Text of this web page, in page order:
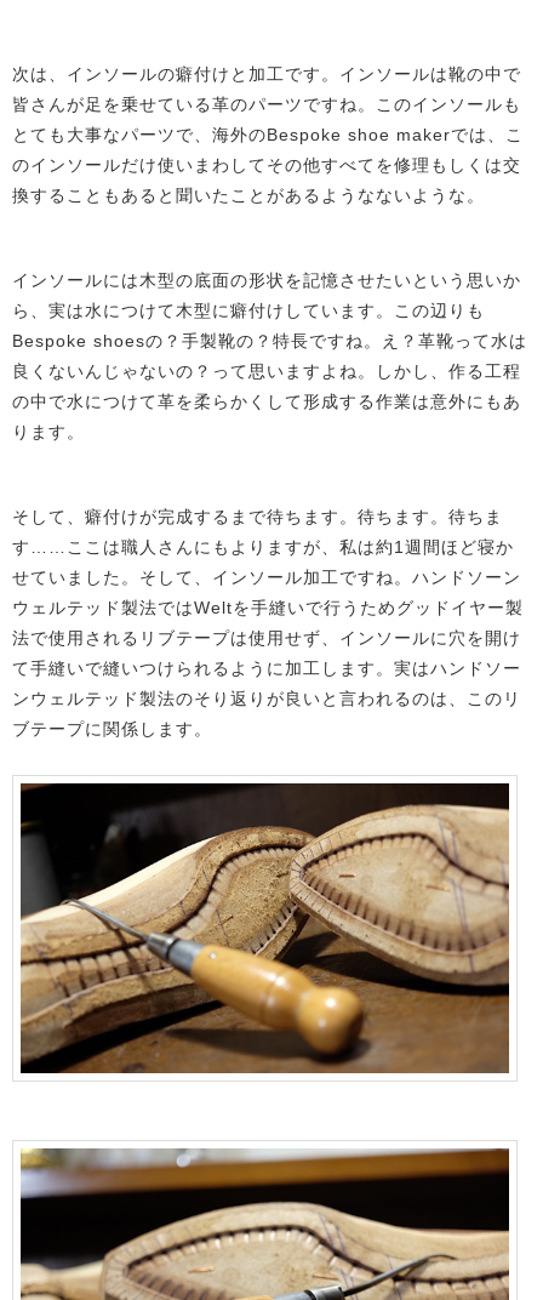
次は、インソールの癖付けと加工です。インソールは靴の中で
皆さんが足を乗せている革のパーツですね。このインソールも
とても大事なパーツで、海外のBespoke shoe makerでは、こ
のインソールだけ使いまわしてその他すべてを修理もしくは交
換することもあると聞いたことがあるようなないような。
インソールには木型の底面の形状を記憶させたいという思いか
ら、実は水につけて木型に癖付けしています。この辺りも
Bespoke shoesの？手製靴の？特長ですね。え？革靴って水は
良くないんじゃないの？って思いますよね。しかし、作る工程
の中で水につけて革を柔らかくして形成する作業は意外にもあ
ります。
そして、癖付けが完成するまで待ちます。待ちます。待ちま
す……ここは職人さんにもよりますが、私は約1週間ほど寝か
せていました。そして、インソール加工ですね。ハンドソーン
ウェルテッド製法ではWeltを手縫いで行うためグッドイヤー製
法で使用されるリブテープは使用せず、インソールに穴を開け
て手縫いで縫いつけられるように加工します。実はハンドソー
ンウェルテッド製法のそり返りが良いと言われるのは、このリ
ブテープに関係します。